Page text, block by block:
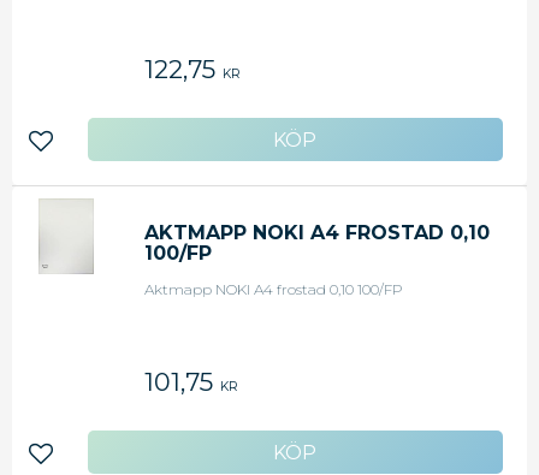
122,75 KR
Lägg till i favoriter
AKTMAPP NOKI A4 FROSTAD 0,10
100/FP
Aktmapp NOKI A4 frostad 0,10 100/FP
101,75 KR
Lägg till i favoriter